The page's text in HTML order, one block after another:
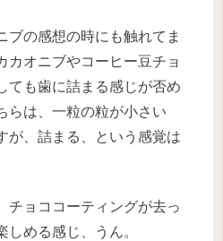
ブの感想の時にも触れてま
カオニブやコーヒー豆チョ
ても歯に詰まる感じが否め
らは、一粒の粒が小さい
が、詰まる、という感覚は
ョココーティングが去っ
める感じ、うん。